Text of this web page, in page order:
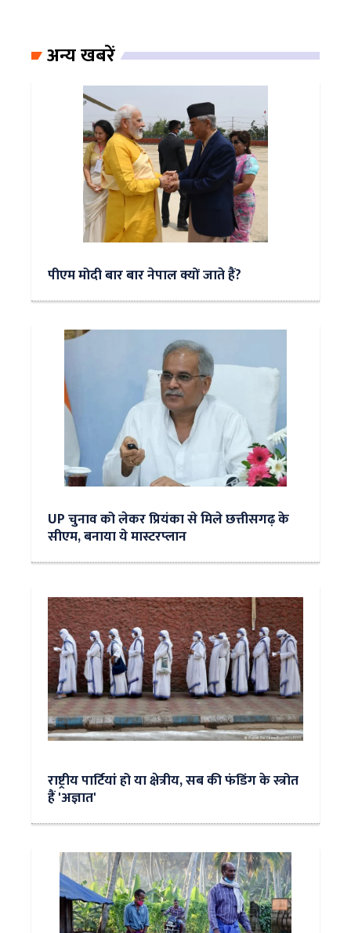
अन्य खबरें
पीएम मोदी बार बार नेपाल क्यों जाते हैं?
UP चुनाव को लेकर प्रियंका से मिले छत्तीसगढ़ के
सीएम, बनाया ये मास्टरप्लान
राष्ट्रीय पार्टियां हो या क्षेत्रीय, सब की फंडिंग के स्त्रोत
हैं 'अज्ञात'